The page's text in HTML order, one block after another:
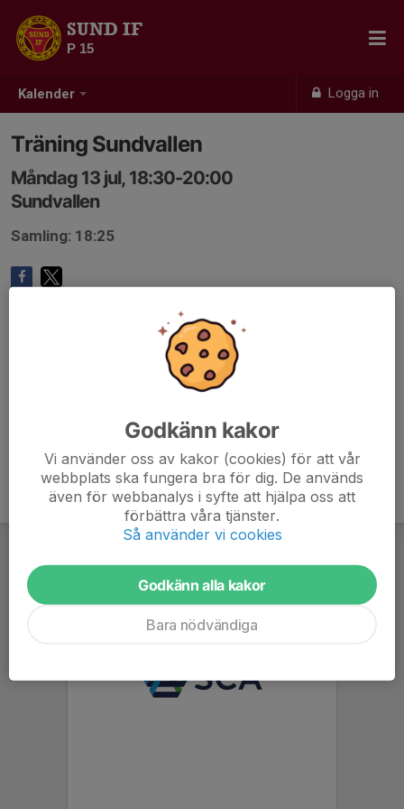
Kalender Logga in
SUND IF
P 15
Träning Sundvallen
Måndag 13 jul, 18:30-20:00
Sundvallen
Samling: 18:25
Godkänn kakor
Vi använder oss av kakor (cookies) för att vår
webbplats ska fungera bra för dig. De används
även för webbanalys i syfte att hjälpa oss att
förbättra våra tjänster.
Så använder vi cookies
Godkänn alla kakor
Bara nödvändiga